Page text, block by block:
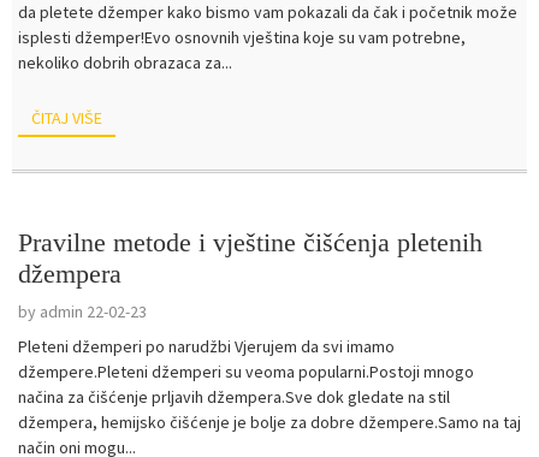
da pletete džemper kako bismo vam pokazali da čak i početnik može
isplesti džemper!Evo osnovnih vještina koje su vam potrebne,
nekoliko dobrih obrazaca za...
ČITAJ VIŠE
Pravilne metode i vještine čišćenja pletenih
džempera
by admin 22-02-23
Pleteni džemperi po narudžbi Vjerujem da svi imamo
džempere.Pleteni džemperi su veoma popularni.Postoji mnogo
načina za čišćenje prljavih džempera.Sve dok gledate na stil
džempera, hemijsko čišćenje je bolje za dobre džempere.Samo na taj
način oni mogu...